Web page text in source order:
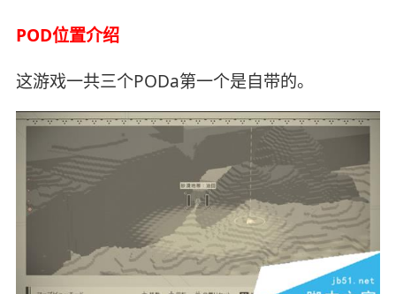
POD位置介绍
这游戏一共三个PODa第一个是自带的。